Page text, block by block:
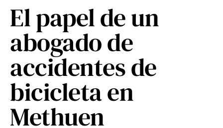
El papel de un
abogado de
accidentes de
bicicleta en
Methuen